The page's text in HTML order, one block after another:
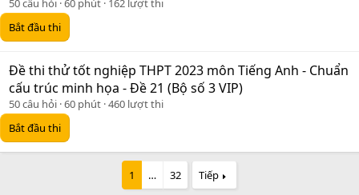
50 câu hỏi 60 phút 162 lượt thi
Bắt đầu thi
Đề thi thử tốt nghiệp THPT 2023 môn Tiếng Anh - Chuẩn
cấu trúc minh họa - Đề 21 (Bộ số 3 VIP)
50 câu hỏi 60 phút 460 lượt thi
Bắt đầu thi
1 … 32 Tiếp